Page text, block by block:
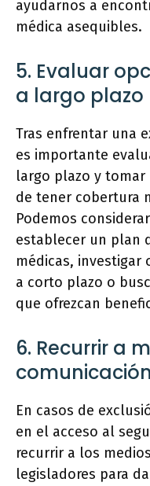
ayudarnos a
médica asequibles.
5. Evaluar
a largo plazo
Tras enfrentar una
es importante
largo plazo y tomar
de tener cobertura
Podemos
establecer un plan
médicas, investigar
a corto plazo o
que ofrezcan
6. Recurrir a
En casos de
en el acceso al
recurrir a los
legisladores para